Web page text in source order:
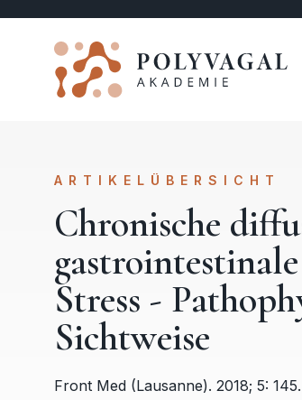
ARTIKELÜBERSICHT
Chronische
Stress -
Sichtweise
Front Med (Lausanne). 2018; 5: